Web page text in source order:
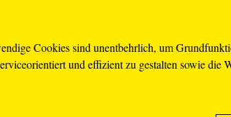
Cookies sind unentbehrlich, um
und effizient zu gestalten sowie die
Erklärung Barrierefreiheit